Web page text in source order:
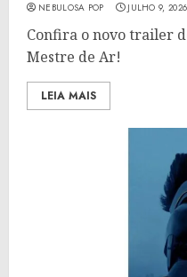
NEBULOSA POP JULHO 9, 2026
Confira o novo trailer
Mestre de Ar!
LEIA MAIS